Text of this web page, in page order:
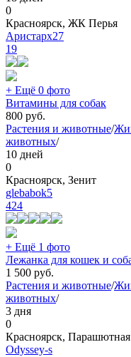
0
Красноярск, ЖК Перья
Аристарх27
19
+ Ещё 0 фото
Витамины для собак
800 руб.
Растения и животные/
животных/
10 дней
0
Красноярск, Зенит
glebabok5
424
+ Ещё 1 фото
Лежанка для кошек и
1 500 руб.
Растения и животные/
животных/
3 дня
0
Красноярск, Парашютная
Odyssey-s